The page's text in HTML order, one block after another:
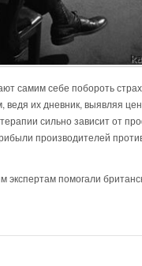
самим себе побороть
их дневник, выявляя
сильно зависит от
производителей
экспертам помогали